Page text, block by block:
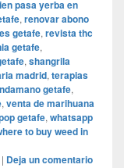
pasa yerba en
, renovar abono
getafe, revista thc
getafe,
, shangrila
madrid, terapias
getafe,
, venta de marihuana
getafe, whatsapp
to buy weed in
| Deja un comentario